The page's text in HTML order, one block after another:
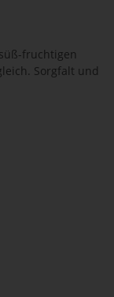
fruchtigen
Sorgfalt und